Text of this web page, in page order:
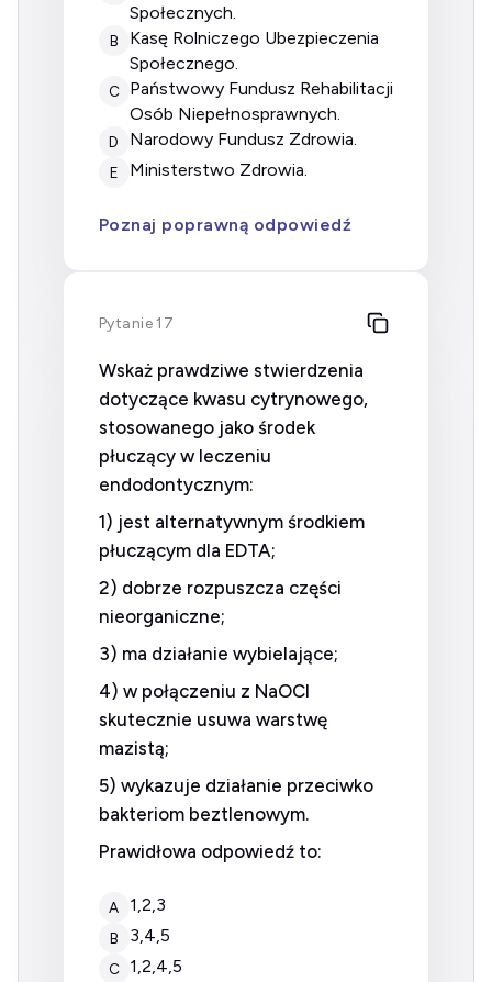
Społecznych.
B
Kasę Rolniczego Ubezpieczenia
Społecznego.
C
Państwowy Fundusz Rehabilitacji
Osób Niepełnosprawnych.
D Narodowy Fundusz Zdrowia.
E Ministerstwo Zdrowia.
Poznaj poprawną odpowiedź
Pytanie 17
Wskaż prawdziwe stwierdzenia
dotyczące kwasu cytrynowego,
stosowanego jako środek
płuczący w leczeniu
endodontycznym:
1) jest alternatywnym środkiem
płuczącym dla EDTA;
2) dobrze rozpuszcza części
nieorganiczne;
3) ma działanie wybielające;
4) w połączeniu z NaOCl
skutecznie usuwa warstwę
mazistą;
5) wykazuje działanie przeciwko
bakteriom beztlenowym.
Prawidłowa odpowiedź to:
A 1,2,3
B 3,4,5
C 1,2,4,5